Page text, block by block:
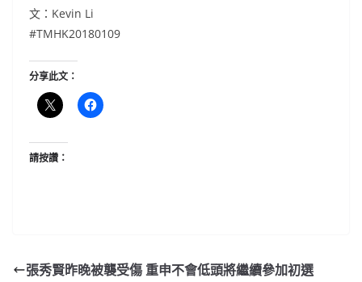
文：Kevin Li
#TMHK20180109
分享此文：
請按讚：
張秀賢昨晚被襲受傷 重申不會低頭將繼續參加初選